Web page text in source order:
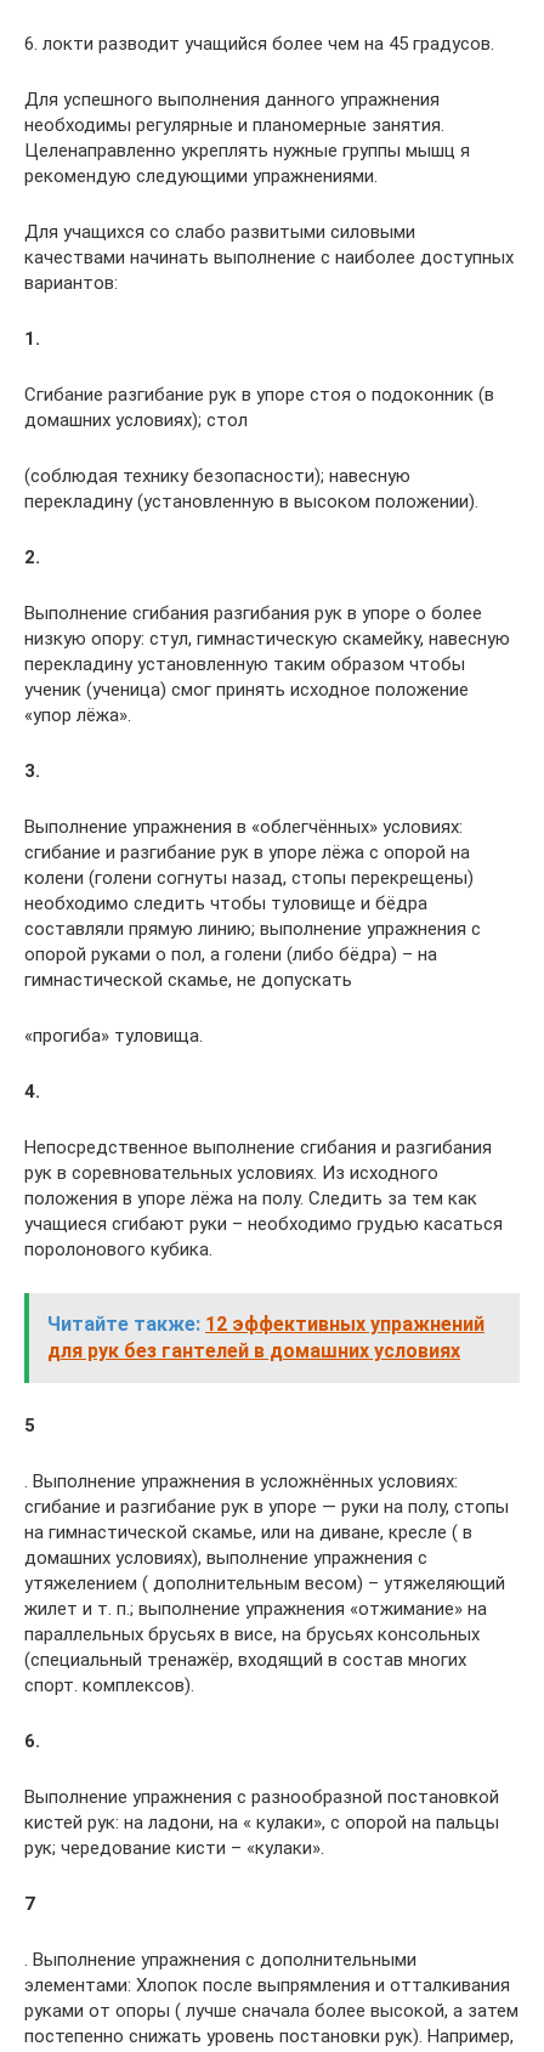
6. локти разводит учащийся более чем на 45 градусов.
Для успешного выполнения данного упражнения
необходимы регулярные и планомерные занятия.
Целенаправленно укреплять нужные группы мышц я
рекомендую следующими упражнениями.
Для учащихся со слабо развитыми силовыми
качествами начинать выполнение с наиболее доступных
вариантов:
1.
Сгибание разгибание рук в упоре стоя о подоконник (в
домашних условиях); стол
(соблюдая технику безопасности); навесную
перекладину (установленную в высоком положении).
2.
Выполнение сгибания разгибания рук в упоре о более
низкую опору: стул, гимнастическую скамейку, навесную
перекладину установленную таким образом чтобы
ученик (ученица) смог принять исходное положение
«упор лёжа».
3.
Выполнение упражнения в «облегчённых» условиях:
сгибание и разгибание рук в упоре лёжа с опорой на
колени (голени согнуты назад, стопы перекрещены)
необходимо следить чтобы туловище и бёдра
составляли прямую линию; выполнение упражнения с
опорой руками о пол, а голени (либо бёдра) – на
гимнастической скамье, не допускать
«прогиба» туловища.
4.
Непосредственное выполнение сгибания и разгибания
рук в соревновательных условиях. Из исходного
положения в упоре лёжа на полу. Следить за тем как
учащиеся сгибают руки – необходимо грудью касаться
поролонового кубика.
Читайте также: 12 эффективных упражнений
для рук без гантелей в домашних условиях
5
. Выполнение упражнения в усложнённых условиях:
сгибание и разгибание рук в упоре — руки на полу, стопы
на гимнастической скамье, или на диване, кресле ( в
домашних условиях), выполнение упражнения с
утяжелением ( дополнительным весом) – утяжеляющий
жилет и т. п.; выполнение упражнения «отжимание» на
параллельных брусьях в висе, на брусьях консольных
(специальный тренажёр, входящий в состав многих
спорт. комплексов).
6.
Выполнение упражнения с разнообразной постановкой
кистей рук: на ладони, на « кулаки», с опорой на пальцы
рук; чередование кисти – «кулаки».
7
. Выполнение упражнения с дополнительными
элементами: Хлопок после выпрямления и отталкивания
руками от опоры ( лучше сначала более высокой, а затем
постепенно снижать уровень постановки рук). Например,